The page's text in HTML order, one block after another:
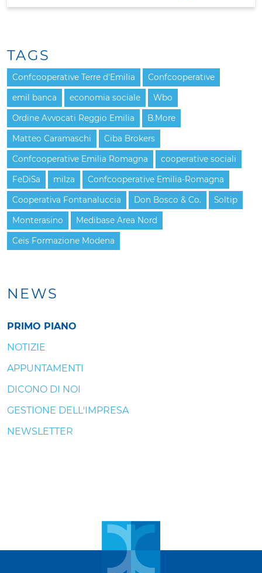
NEWS
PRIMO PIANO
NOTIZIE
APPUNTAMENTI
DICONO DI NOI
GESTIONE DELL'IMPRESA
NEWSLETTER
TAGS
Confcooperative Terre d'Emilia Confcooperative
emil banca economia sociale Wbo
Ordine Avvocati Reggio Emilia B.More
Matteo Caramaschi Ciba Brokers
Confcooperative Emilia Romagna cooperative sociali
FeDiSa milza Confcooperative Emilia-Romagna
Cooperativa Fontanaluccia Don Bosco & Co. Soltip
Monterasino Medibase Area Nord
Ceis Formazione Modena